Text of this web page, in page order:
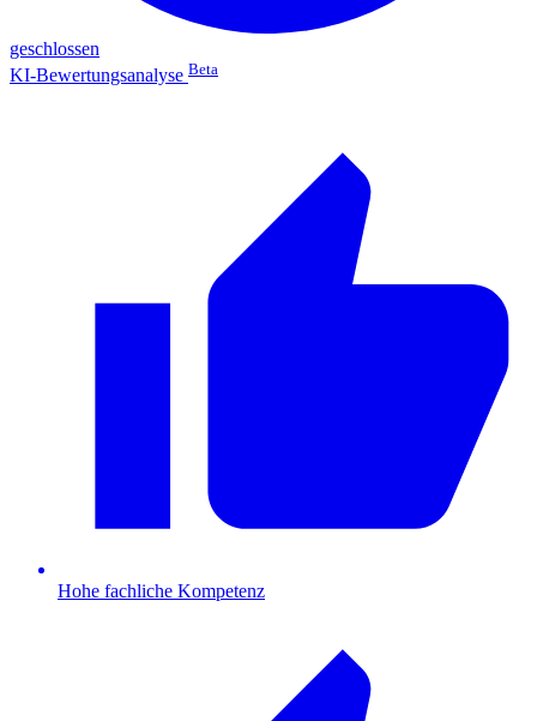
geschlossen
KI-Bewertungsanalyse Beta
Hohe fachliche Kompetenz